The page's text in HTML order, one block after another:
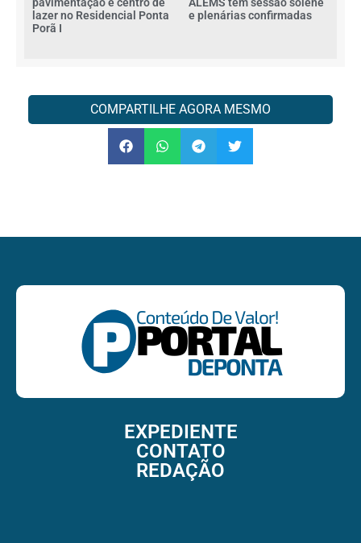
lazer no Residencial Ponta
Porã I
ALEMS tem sessão solene
e plenárias confirmadas
COMPARTILHE AGORA MESMO
EXPEDIENTE
CONTATO
REDAÇÃO